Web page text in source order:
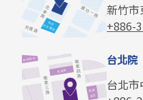
新竹
+886-
台北院
台北